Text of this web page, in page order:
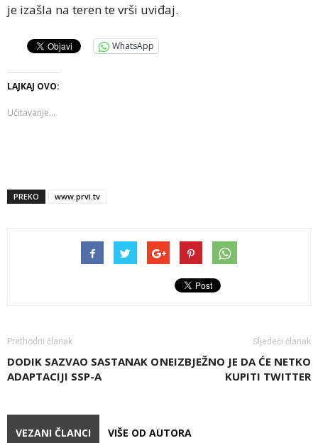
je izašla na teren te vrši uviđaj.
WhatsApp
LAJKAJ OVO:
Učitavanje...
PREKO www.prvi.tv
Prethodni članak
DODIK SAZVAO SASTANAK O
ADAPTACIJI SSP-A
Sljedeći članak
NEIZBJEŽNO JE DA ĆE NETKO
KUPITI TWITTER
VEZANI ČLANCI VIŠE OD AUTORA